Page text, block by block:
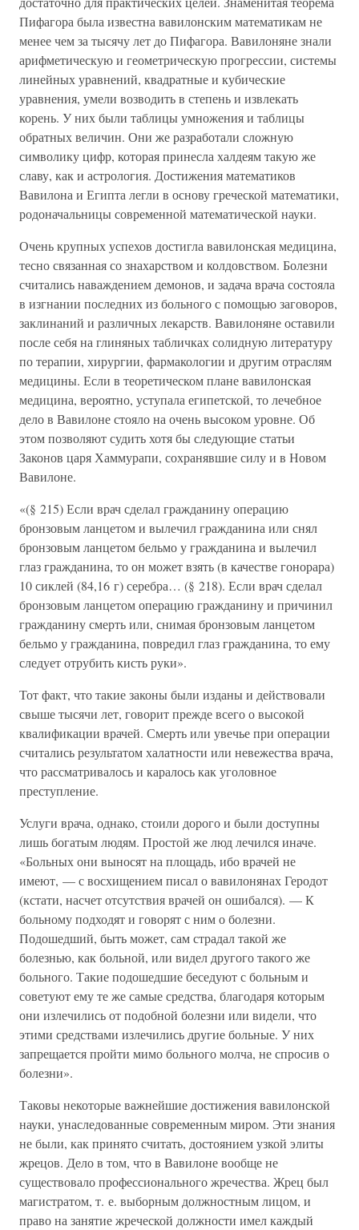
Пифагора была известна вавилонским математикам не
менее чем за тысячу лет до Пифагора. Вавилоняне знали
арифметическую и геометрическую прогрессии, системы
линейных уравнений, квадратные и кубические
уравнения, умели возводить в степень и извлекать
корень. У них были таблицы умножения и таблицы
обратных величин. Они же разработали сложную
символику цифр, которая принесла халдеям такую же
славу, как и астрология. Достижения математиков
Вавилона и Египта легли в основу греческой математики,
родоначальницы современной математической науки.
Очень крупных успехов достигла вавилонская медицина,
тесно связанная со знахарством и колдовством. Болезни
считались наваждением демонов, и задача врача состояла
в изгнании последних из больного с помощью заговоров,
заклинаний и различных лекарств. Вавилоняне оставили
после себя на глиняных табличках солидную литературу
по терапии, хирургии, фармакологии и другим отраслям
медицины. Если в теоретическом плане вавилонская
медицина, вероятно, уступала египетской, то лечебное
дело в Вавилоне стояло на очень высоком уровне. Об
этом позволяют судить хотя бы следующие статьи
Законов царя Хаммурапи, сохранявшие силу и в Новом
Вавилоне.
«(§ 215) Если врач сделал гражданину операцию
бронзовым ланцетом и вылечил гражданина или снял
бронзовым ланцетом бельмо у гражданина и вылечил
глаз гражданина, то он может взять (в качестве гонорара)
10 сиклей (84,16 г) серебра… (§ 218). Если врач сделал
бронзовым ланцетом операцию гражданину и причинил
гражданину смерть или, снимая бронзовым ланцетом
бельмо у гражданина, повредил глаз гражданина, то ему
следует отрубить кисть руки».
Тот факт, что такие законы были изданы и действовали
свыше тысячи лет, говорит прежде всего о высокой
квалификации врачей. Смерть или увечье при операции
считались результатом халатности или невежества врача,
что рассматривалось и каралось как уголовное
преступление.
Услуги врача, однако, стоили дорого и были доступны
лишь богатым людям. Простой же люд лечился иначе.
«Больных они выносят на площадь, ибо врачей не
имеют, — с восхищением писал о вавилонянах Геродот
(кстати, насчет отсутствия врачей он ошибался). — К
больному подходят и говорят с ним о болезни.
Подошедший, быть может, сам страдал такой же
болезнью, как больной, или видел другого такого же
больного. Такие подошедшие беседуют с больным и
советуют ему те же самые средства, благодаря которым
они излечились от подобной болезни или видели, что
этими средствами излечились другие больные. У них
запрещается пройти мимо больного молча, не спросив о
болезни».
Таковы некоторые важнейшие достижения вавилонской
науки, унаследованные современным миром. Эти знания
не были, как принято считать, достоянием узкой элиты
жрецов. Дело в том, что в Вавилоне вообще не
существовало профессионального жречества. Жрец был
магистратом, т. е. выборным должностным лицом, и
право на занятие жреческой должности имел каждый